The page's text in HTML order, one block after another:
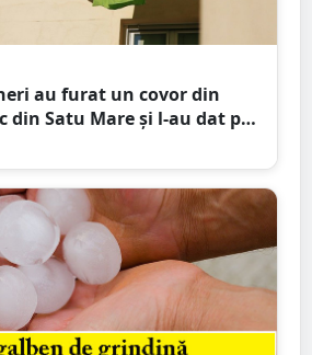
au furat un covor din
din Satu Mare și l-au dat pe